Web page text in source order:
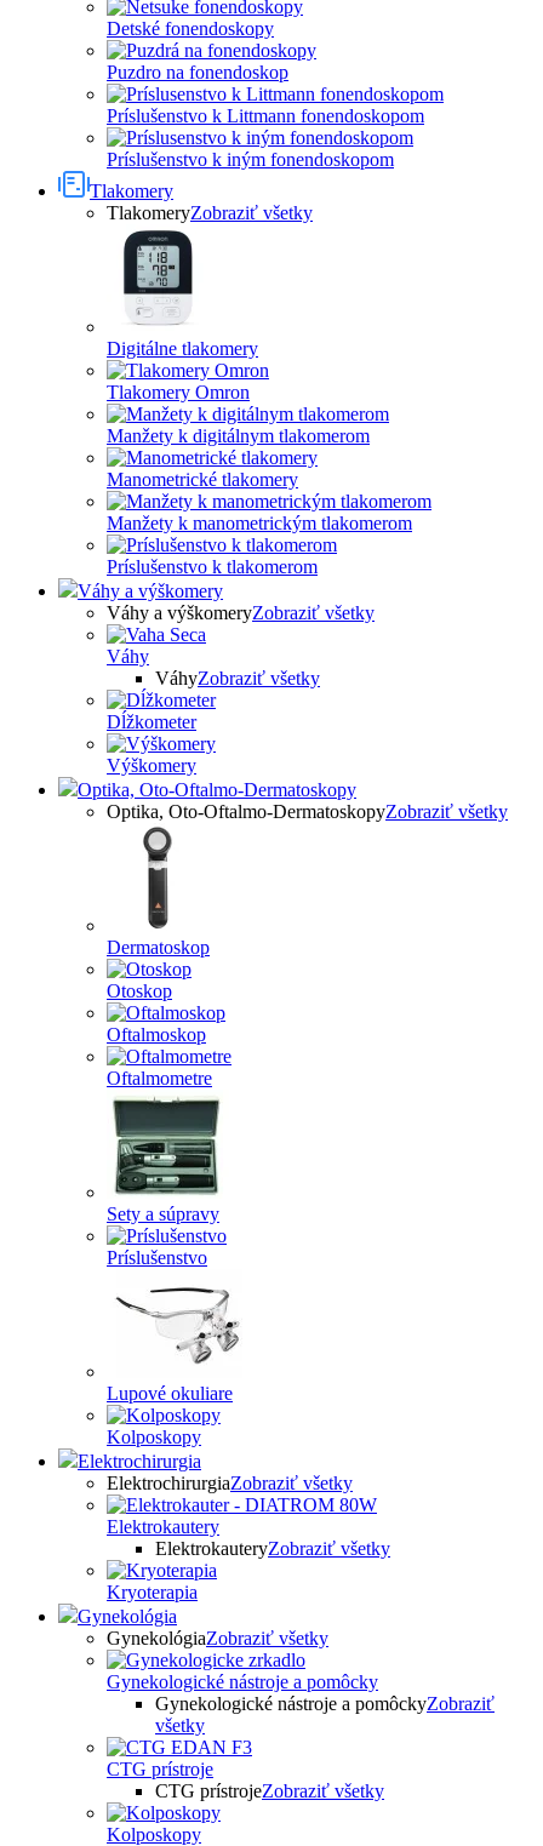
Detské fonendoskopy
Puzdro na fonendoskop
Príslušenstvo k Littmann fonendoskopom
Príslušenstvo k iným fonendoskopom
Tlakomery
TlakomeryZobraziť všetky
Digitálne tlakomery
Tlakomery Omron
Manžety k digitálnym tlakomerom
Manometrické tlakomery
Manžety k manometrickým tlakomerom
Príslušenstvo k tlakomerom
Váhy a výškomery
Váhy a výškomeryZobraziť všetky
Váhy
VáhyZobraziť všetky
Dĺžkometer
Výškomery
Optika, Oto-Oftalmo-Dermatoskopy
Optika, Oto-Oftalmo-DermatoskopyZobraziť všetky
Dermatoskop
Otoskop
Oftalmoskop
Oftalmometre
Sety a súpravy
Príslušenstvo
Lupové okuliare
Kolposkopy
Elektrochirurgia
ElektrochirurgiaZobraziť všetky
Elektrokautery
ElektrokauteryZobraziť všetky
Kryoterapia
Gynekológia
GynekológiaZobraziť všetky
Gynekologické nástroje a pomôcky
Gynekologické nástroje a pomôckyZobraziť
všetky
CTG prístroje
CTG prístrojeZobraziť všetky
Kolposkopy